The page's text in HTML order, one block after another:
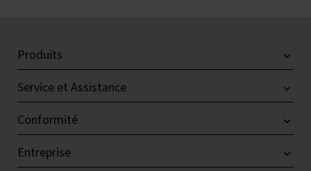
Produits
Service et Assistance
Conformité
Entreprise